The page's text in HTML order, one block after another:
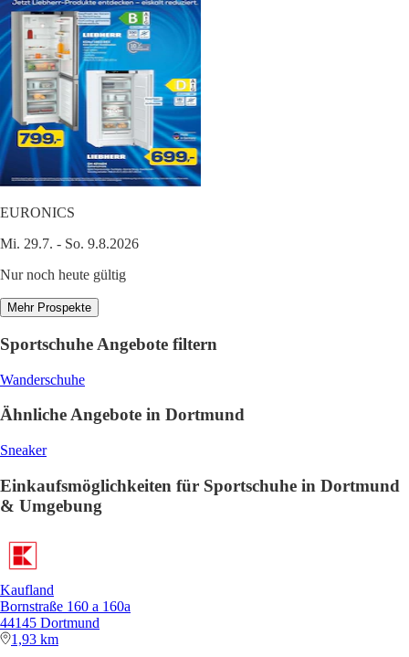
EURONICS
Mi. 29.7. - So. 9.8.2026
Nur noch heute gültig
Mehr Prospekte
Sportschuhe Angebote filtern
Wanderschuhe
Ähnliche Angebote in Dortmund
Sneaker
Einkaufsmöglichkeiten für Sportschuhe in Dortmund
& Umgebung
Kaufland
Bornstraße 160 a 160a
44145 Dortmund
1,93 km